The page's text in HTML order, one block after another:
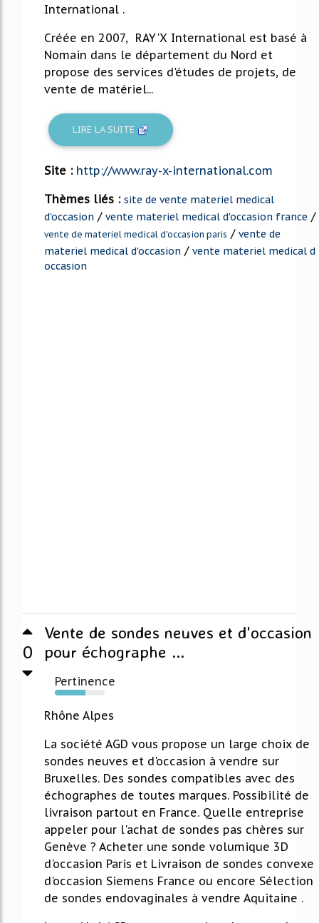
International .
Créée en 2007, RAY'X International est basé à
Nomain dans le département du Nord et
propose des services d'études de projets, de
vente de matériel...
LIRE LA SUITE
Site : http://www.ray-x-international.com
Thèmes liés : site de vente materiel medical
d'occasion / vente materiel medical d'occasion france /
vente de materiel medical d'occasion paris / vente de
materiel medical d'occasion / vente materiel medical d
occasion
0
Vente de sondes neuves et d'occasion
pour échographe ...
Pertinence
62%
Rhône Alpes
La société AGD vous propose un large choix de
sondes neuves et d'occasion à vendre sur
Bruxelles. Des sondes compatibles avec des
échographes de toutes marques. Possibilité de
livraison partout en France. Quelle entreprise
appeler pour l'achat de sondes pas chères sur
Genève ? Acheter une sonde volumique 3D
d'occasion Paris et Livraison de sondes convexe
d'occasion Siemens France ou encore Sélection
de sondes endovaginales à vendre Aquitaine .